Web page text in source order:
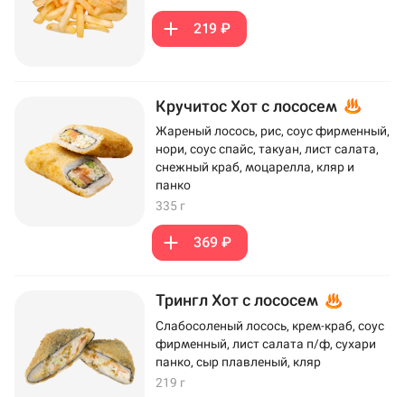
219 ₽
Кручитос Хот с лососем
Жареный лосось, рис, соус фирменный,
нори, соус спайс, такуан, лист салата,
снежный краб, моцарелла, кляр и
панко
335 г
369 ₽
Трингл Хот с лососем
Слабосоленый лосось, крем-краб, соус
фирменный, лист салата п/ф, сухари
панко, сыр плавленый, кляр
219 г